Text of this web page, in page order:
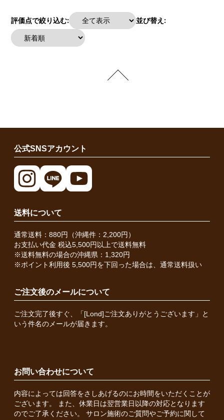
評価点で絞り込む: 並び替え:
公式SNSアカウント
送料について
通常送料：880円（沖縄件：2,200円）
お支払い代金 税込5,500円以上で送料無料
※送料無料の場合の沖縄県：1,320円
※ポイント利用後 5,500円を下回った場合は、通常送料扱い
ご注文後のメールについて
ご注文完了後すぐ、「[Lond]ご注文ありがとうございます」と
いう件名のメールが届きます。
お問い合わせについて
内容によっては回答をさしあげるのにお時間をいただくことが
ございます。 また、休業日は翌営業日以降の対応となります
のでご了承ください。 サロン施術のご質問やご予約に関して